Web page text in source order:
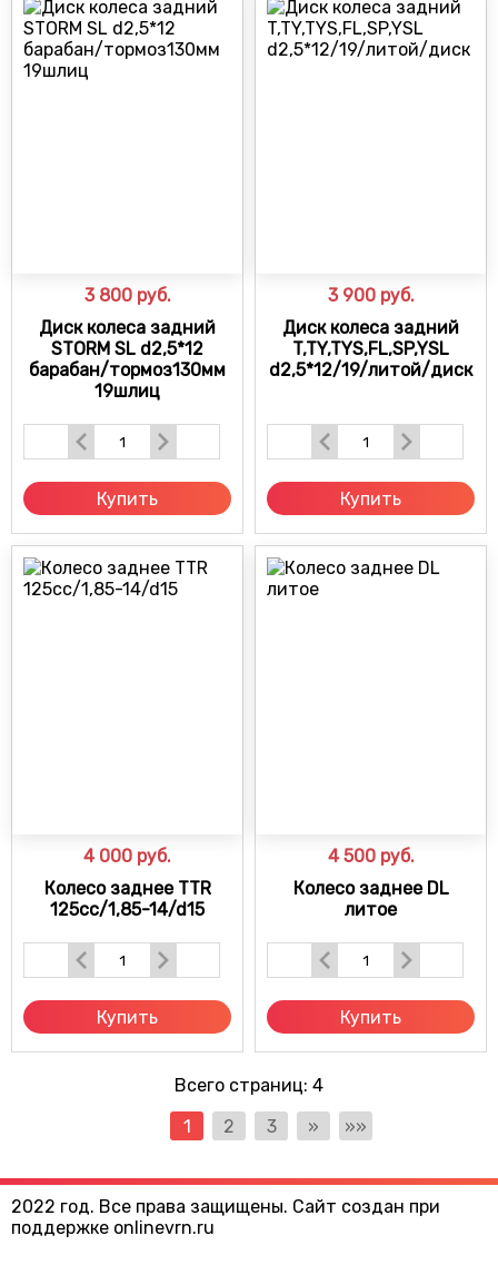
3 800 руб.
Диск колеса задний
STORM SL d2,5*12
барабан/тормоз130мм
19шлиц
Купить
3 900 руб.
Диск колеса задний
T,TY,TYS,FL,SP,YSL
d2,5*12/19/литой/диск
Купить
4 000 руб.
Колесо заднее TTR
125cc/1,85-14/d15
Купить
4 500 руб.
Колесо заднее DL
литое
Купить
Всего страниц: 4
1
2 3 » »»
2022 год. Все права защищены. Сайт создан при
поддержке onlinevrn.ru